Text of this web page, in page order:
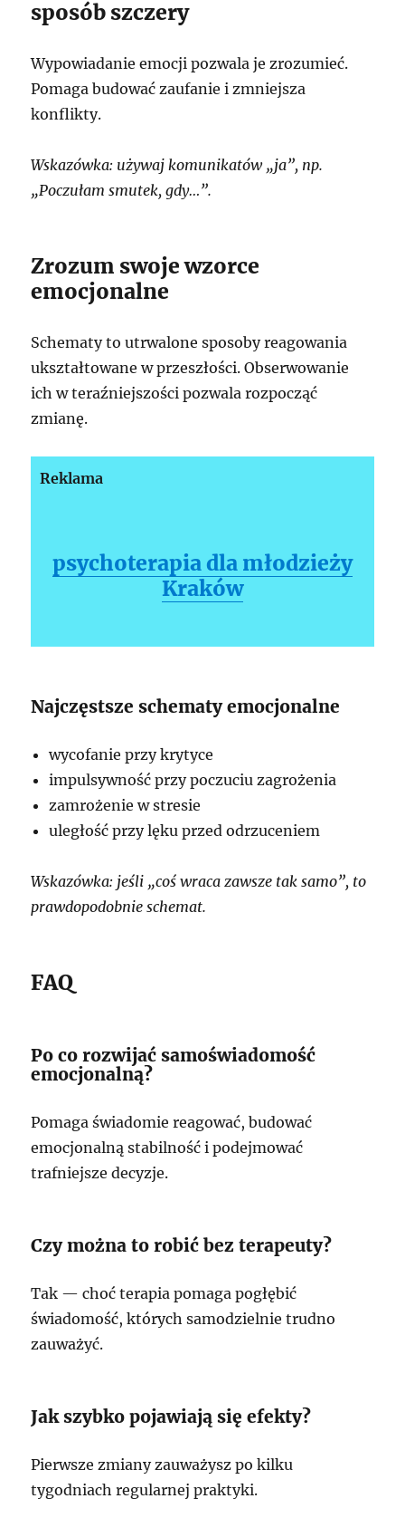
sposób szczery
Wypowiadanie emocji pozwala je zrozumieć.
Pomaga budować zaufanie i zmniejsza
konflikty.
Wskazówka: używaj komunikatów „ja”, np.
„Poczułam smutek, gdy…”.
Zrozum swoje wzorce
emocjonalne
Schematy to utrwalone sposoby reagowania
ukształtowane w przeszłości. Obserwowanie
ich w teraźniejszości pozwala rozpocząć
zmianę.
Reklama
psychoterapia dla młodzieży
Kraków
Najczęstsze schematy emocjonalne
wycofanie przy krytyce
impulsywność przy poczuciu zagrożenia
zamrożenie w stresie
uległość przy lęku przed odrzuceniem
Wskazówka: jeśli „coś wraca zawsze tak samo”, to
prawdopodobnie schemat.
FAQ
Po co rozwijać samoświadomość
emocjonalną?
Pomaga świadomie reagować, budować
emocjonalną stabilność i podejmować
trafniejsze decyzje.
Czy można to robić bez terapeuty?
Tak — choć terapia pomaga pogłębić
świadomość, których samodzielnie trudno
zauważyć.
Jak szybko pojawiają się efekty?
Pierwsze zmiany zauważysz po kilku
tygodniach regularnej praktyki.